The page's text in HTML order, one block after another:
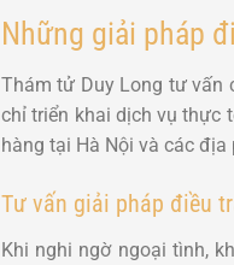
Những giải pháp
Thám tử Duy Long tư vấn
chỉ triển khai dịch vụ thực
hàng tại Hà Nội và các địa
Tư vấn giải pháp điều
Khi nghi ngờ ngoại tình,